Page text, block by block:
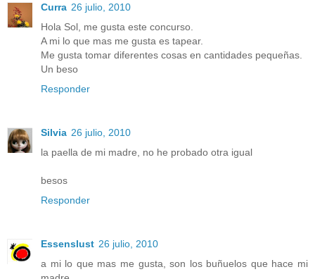
Curra 26 julio, 2010
Hola Sol, me gusta este concurso.
A mi lo que mas me gusta es tapear.
Me gusta tomar diferentes cosas en cantidades pequeñas.
Un beso
Responder
Silvia 26 julio, 2010
la paella de mi madre, no he probado otra igual
besos
Responder
Essenslust 26 julio, 2010
a mi lo que mas me gusta, son los buñuelos que hace mi